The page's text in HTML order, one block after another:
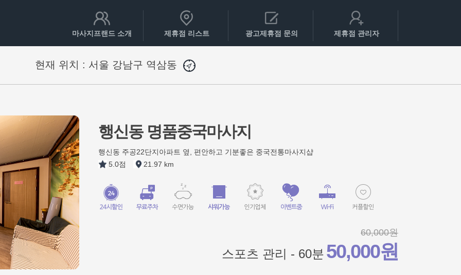
마사지프랜드 소개 제휴점 리스트 광고제휴점 문의 제휴점 관리자
현재 위치 : 서울 강남구 역삼동
행신동 명품중국마사지
행신동 주공22단지아파트 옆, 편안하고 기분좋은 중국전통마사지샵
5.0점
21.97 km
60,000원
스포츠 관리 - 60분 50,000원